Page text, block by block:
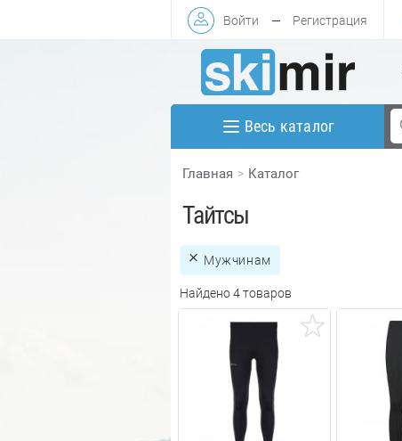
Войти — Регистрация
Весь каталог
Главная Каталог
Тайтсы
Мужчинам
Найдено 4 товаров